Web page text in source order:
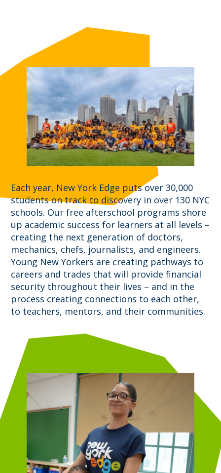
Each year, New York Edge puts over 30,000
students on track to discovery in over 130 NYC
schools. Our free afterschool programs shore
up academic success for learners at all levels –
creating the next generation of doctors,
mechanics, chefs, journalists, and engineers.
Young New Yorkers are creating pathways to
careers and trades that will provide financial
security throughout their lives – and in the
process creating connections to each other,
to teachers, mentors, and their communities.